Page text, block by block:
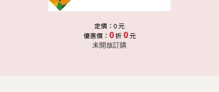
定價：0 元
優惠價： 0折 0元
未開放訂購